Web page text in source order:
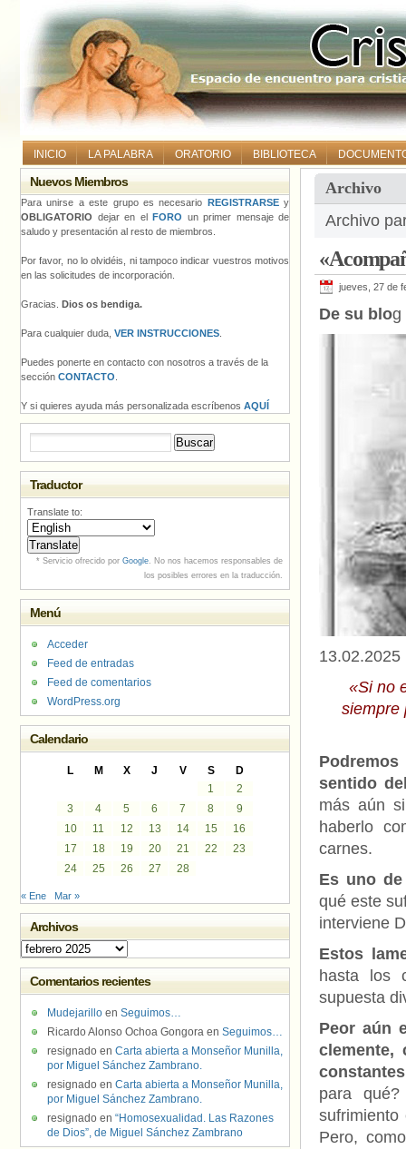
INICIO LA PALABRA ORATORIO BIBLIOTECA
Archivo
Archivo
jueves, 27 de
De su blog
13.02.2025
«Si no
siempre
sentido
más aún
haberlo
carnes.
Es uno
qué este
interviene
Estos
hasta los
supuesta
Peor aún
clemente,
para
sufrimiento
Pero,
Nuevos Miembros
Para unirse a este grupo es necesario REGISTRARSEy
OBLIGATORIO dejar en el FORO un primer mensaje de
saludo y presentación al resto de miembros.
Por favor, no lo olvidéis, ni tampoco indicar vuestros motivos
en las solicitudes de incorporación.
Gracias. Dios os bendiga.
Para cualquier duda, VER INSTRUCCIONES
Puedes ponerte en contacto con nosotros a través de la
sección CONTACTO
Y si quieres ayuda más personalizada escríbenos AQUÍ
Traductor
Translate to:
* Servicio ofrecido por Google. No nos hacemos responsables de
los posibles errores en la traducción.
Menú
Acceder
Feed de entradas
Feed de comentarios
WordPress.org
Calendario
L M X J V S
D
1
2
3
4 5 6 7 8
9
10
11 12 13 14 15
16
17
18 19 20 21 22
23
24
25 26 27 28
« Ene Mar »
Archivos
Archivos
Comentarios recientes
Mudejarillo en Seguimos…
Ricardo Alonso Ochoa Gongora en Seguimos…
resignado en Carta abierta a Monseñor Munilla,
por Miguel Sánchez Zambrano.
resignado en Carta abierta a Monseñor Munilla,
por Miguel Sánchez Zambrano.
resignado en “Homosexualidad. Las Razones
de Dios”, de Miguel Sánchez Zambrano